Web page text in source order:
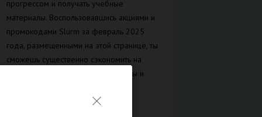
прогрессом и получать учебные
материалы. Воспользовавшись акциями и
промокодами Slurm за февраль 2025
года, размещенными на этой странице, ты
сможешь существенно сэкономить на
обучении, получить скидки и бонусы и
максимально выгодных условиях!